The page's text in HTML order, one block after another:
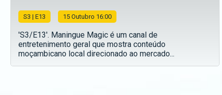
S3 | E13 15 Outubro 16:00
'S3/E13'. Maningue Magic é um canal de
entretenimento geral que mostra conteúdo
moçambicano local direcionado ao mercado...